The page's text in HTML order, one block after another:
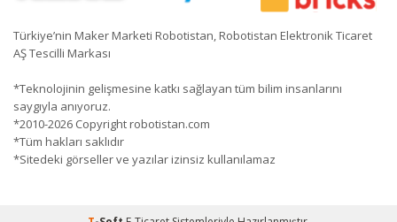
Türkiye’nin Maker Marketi Robotistan, Robotistan Elektronik Ticaret
AŞ Tescilli Markası
*Teknolojinin gelişmesine katkı sağlayan tüm bilim insanlarını
saygıyla anıyoruz.
*2010-2026 Copyright robotistan.com
*Tüm hakları saklıdır
*Sitedeki görseller ve yazılar izinsiz kullanılamaz